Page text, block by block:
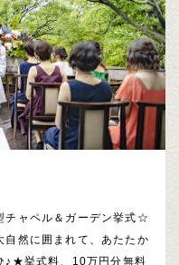
チャペル＆ガーデン挙式☆
自然に囲まれて、あたたか
♪★挙式料、10万円分無料